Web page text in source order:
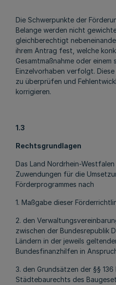
Die Schwerpunkte der
Belange werden nicht
gleichberechtigt
ihrem Antrag fest, welche
Gesamtmaßnahme oder
Einzelvorhaben verfolgt.
zu überprüfen und
korrigieren.
1.3
Rechtsgrundlagen
Das Land Nordrhein-
Zuwendungen für die
Förderprogrammes nach
1. Maßgabe dieser
2. den
zwischen der Bundesrepublik
Ländern in der jeweils
Bundesfinanzhilfen in
3. den Grundsätzen der §§ 136
Städtebaurechts des